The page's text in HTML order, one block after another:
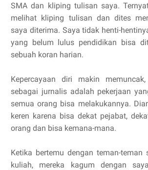
SMA dan kliping tulisan saya.
melihat kliping tulisan dan dites
saya diterima. Saya tidak henti-
yang belum lulus pendidikan bisa
sebuah koran harian.
Kepercayaan diri makin
sebagai jurnalis adalah pekerjaan
semua orang bisa melakukannya.
keren karena bisa dekat pejabat,
orang dan bisa kemana-mana.
Ketika bertemu dengan teman-teman
kuliah, mereka kagum dengan